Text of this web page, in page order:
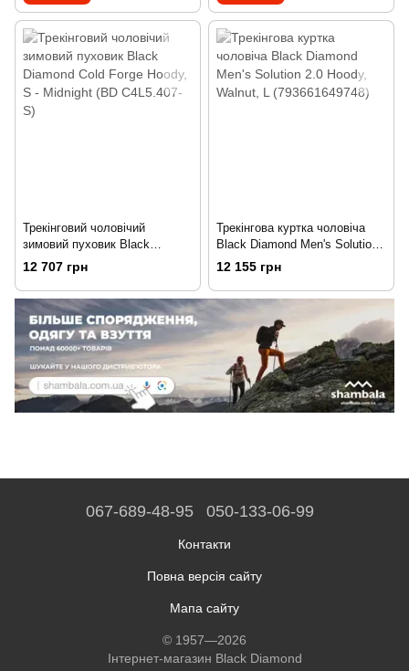
Трекінговий чоловічий
зимовий пуховик Black
Diamond Cold Forge Hoody, S -
Midnight (BD C4L5.407-S)
12 707 грн
Трекінгова куртка чоловіча
Black Diamond Men's Solution
2.0 Hoody, Walnut, L
(793661649748)
12 155 грн
067-689-48-95 050-133-06-99
Контакти
Повна версія сайту
Мапа сайту
© 1957—2026
Інтернет-магазин Black Diamond